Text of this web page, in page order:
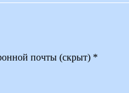
почты (скрыт) *